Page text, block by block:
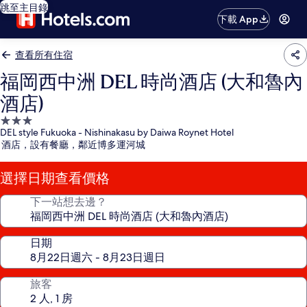
跳至主目錄
下載 App
查看所有住宿
福岡西中洲 DEL 時尚酒店 (大和魯內
酒店)
3.0
星
級
住
宿
DEL style Fukuoka - Nishinakasu by Daiwa Roynet Hotel
酒店，設有餐廳，鄰近博多運河城
選擇日期查看價格
下一站想去邊？
日期
旅客